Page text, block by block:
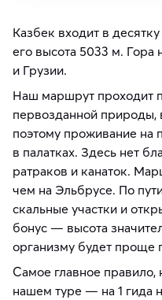
Казбек входит в
его высота 5033 м. Гора
и Грузии.
Наш маршрут проходит
первозданной природы,
поэтому проживание на
в палатках. Здесь нет
ратраков и канаток.
чем на Эльбрусе. По
скальные участки и
бонус — высота
организму будет проще
Самое главное
нашем туре — на 1 гида